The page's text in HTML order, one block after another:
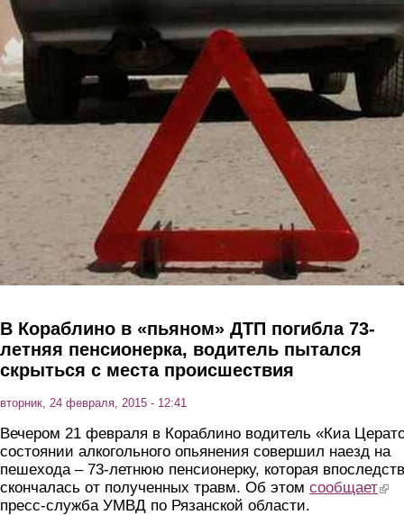
Перейти к основному содержанию
В Кораблино в «пьяном» ДТП погибла 73-
летняя пенсионерка, водитель пытался
скрыться с места происшествия
вторник, 24 февраля, 2015 - 12:41
Вечером 21 февраля в Кораблино водитель «Киа
состоянии алкогольного опьянения совершил наезд на
пешехода – 73-летнюю пенсионерку, которая
скончалась от полученных травм. Об этом сообщает(link
пресс-служба УМВД по Рязанской области.